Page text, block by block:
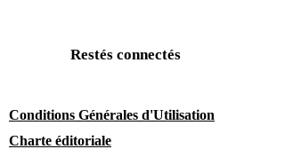
Restés connectés
Conditions Générales d'Utilisation
Charte éditoriale